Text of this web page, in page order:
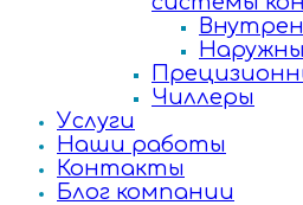
Чиллеры
Услуги
Наши работы
Контакты
Блог компании